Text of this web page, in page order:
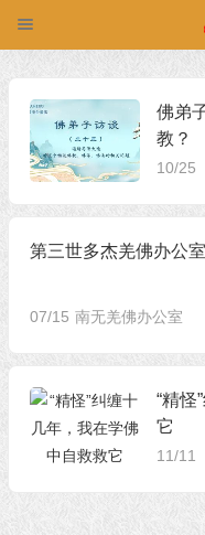
佛弟
教？
10/25
第三世多杰羌佛办公
07/15 南无羌佛办公室
“精怪
它
11/11